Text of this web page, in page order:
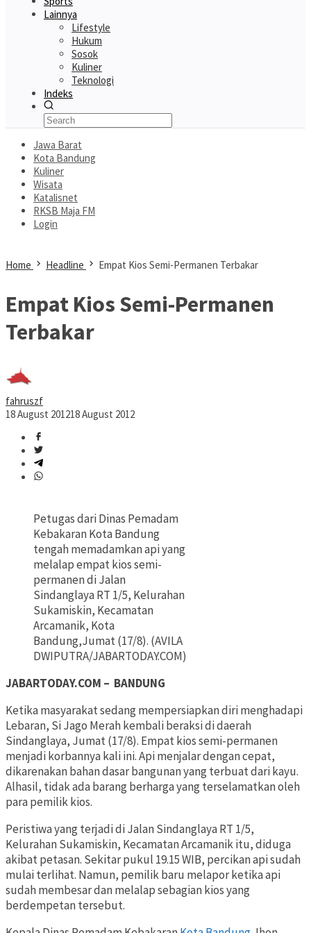
Lainnya
Lifestyle
Hukum
Sosok
Kuliner
Teknologi
Indeks
Jawa Barat
Kota Bandung
Kuliner
Wisata
Katalisnet
RKSB Maja FM
Login
Home Headline Empat Kios Semi-Permanen Terbakar
Empat Kios Semi-Permanen
Terbakar
fahruszf
18 August 201218 August 2012
Petugas dari Dinas Pemadam
Kebakaran Kota Bandung
tengah memadamkan api yang
melalap empat kios semi-
permanen di Jalan
Sindanglaya RT 1/5, Kelurahan
Sukamiskin, Kecamatan
Arcamanik, Kota
Bandung,Jumat (17/8). (AVILA
DWIPUTRA/JABARTODAY.COM)
JABARTODAY.COM – BANDUNG
Ketika masyarakat sedang mempersiapkan diri menghadapi
Lebaran, Si Jago Merah kembali beraksi di daerah
Sindanglaya, Jumat (17/8). Empat kios semi-permanen
menjadi korbannya kali ini. Api menjalar dengan cepat,
dikarenakan bahan dasar bangunan yang terbuat dari kayu.
Alhasil, tidak ada barang berharga yang terselamatkan oleh
para pemilik kios.
Peristiwa yang terjadi di Jalan Sindanglaya RT 1/5,
Kelurahan Sukamiskin, Kecamatan Arcamanik itu, diduga
akibat petasan. Sekitar pukul 19.15 WIB, percikan api sudah
mulai terlihat. Namun, pemilik baru melapor ketika api
sudah membesar dan melalap sebagian kios yang
berdempetan tersebut.